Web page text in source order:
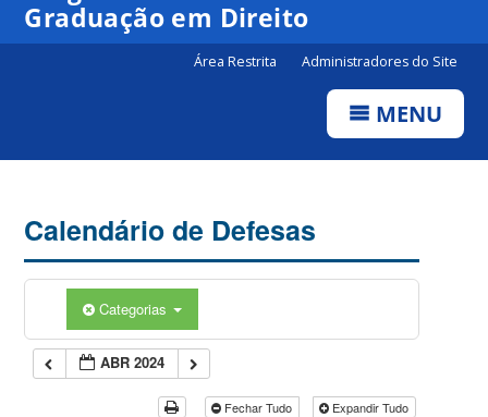
Graduação em Direito
Área Restrita Administradores do Site
MENU
Calendário de Defesas
Categorias
ABR 2024
Fechar Tudo Expandir Tudo